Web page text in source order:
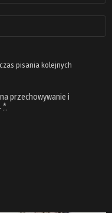
pisania kolejnych
przechowywanie i
*